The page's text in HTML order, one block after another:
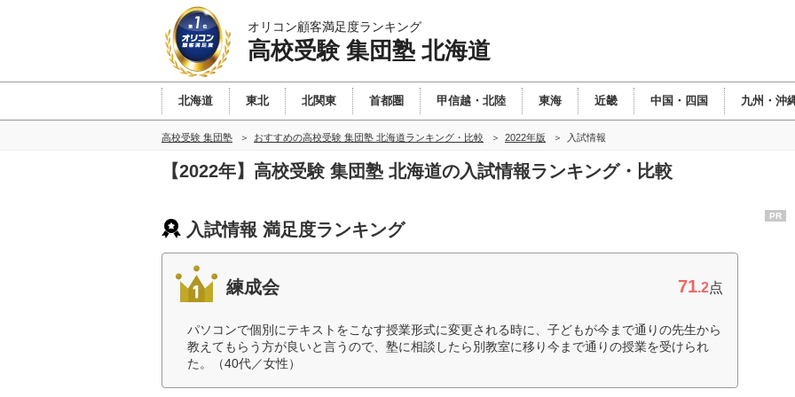
オリコン顧客満足度ランキング
高校受験 集団塾 北海道
北海道 東北 北関東 首都圏 甲信越・北陸 東海 近畿 中国・四国 九州・沖
高校受験 集団塾 おすすめの高校受験 集団塾 北海道ランキング・比較 2022年版 入試情報
【2022年】高校受験 集団塾 北海道の入試情報ランキング・比較
入試情報 満足度ランキング
練成会 71.2点
パソコンで個別にテキストをこなす授業形式に変更される時に、子どもが今まで通りの先生から
教えてもらう方が良いと言うので、塾に相談したら別教室に移り今まで通りの授業を受けられ
た。（40代／女性）
PR